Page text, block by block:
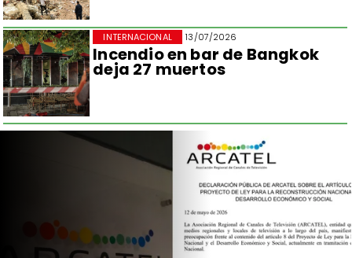
13/07/2026
Incendio en bar de Bangkok
deja 27 muertos
INTERNACIONAL